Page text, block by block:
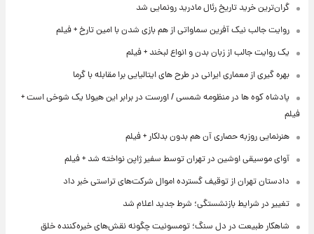
گران‌ترین خرید تاریخ رئال مادرید رونمایی شد
روایت جالب نیک آفرین سماواتی از هم بازی شدن با امین تارخ + فیلم
یک روایت جالب از زبان بدن و انواع لبخند + فیلم
بهره گیری از معماری ایرانی در طرح های ایتالیایی برا مقابله با گرما
پادشاه کوه ها در منظومه شمسی / اورست در برابر این هیولا یک شوخی است +
فیلم
هنرنمایی روزبه حصاری آن هم بدون بدلکار + فیلم
آوای موسیقی اوشین در تهران توسط سفیر ژاپن نواخته شد + فیلم
دادستان تهران از توقیف گسترده اموال شرکت‌های تراستی خبر داد
تغییر در شرایط بازنشستگی؛ شرط جدید اعلام شد
شاهکار طبیعت در دل سنگ؛ تومسونیت چگونه نقش‌های خیره‌کننده خلق